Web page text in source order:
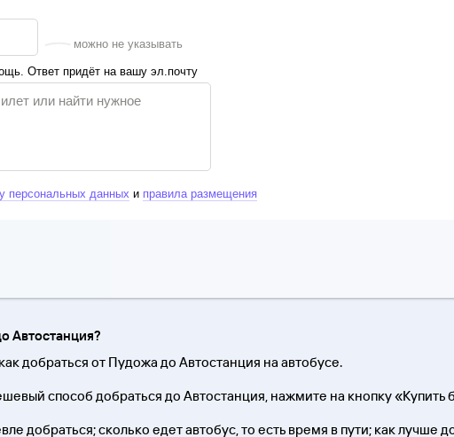
можно не указывать
Ответ придёт на вашу эл.почту
персональных данных и правила размещения
Автостанция?
добраться от Пудожа до Автостанция на автобусе.
способ добраться до Автостанция, нажмите на кнопку «Купить
добраться; сколько едет автобус, то есть время в пути; как лучше